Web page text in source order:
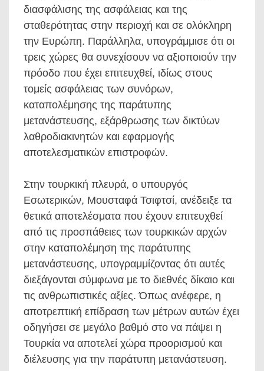
διασφάλισης της ασφάλειας και της
σταθερότητας στην περιοχή και σε ολόκληρη
την Ευρώπη. Παράλληλα, υπογράμμισε ότι οι
τρεις χώρες θα συνεχίσουν να αξιοποιούν την
πρόοδο που έχει επιτευχθεί, ιδίως στους
τομείς ασφάλειας των συνόρων,
καταπολέμησης της παράτυπης
μετανάστευσης, εξάρθρωσης των δικτύων
λαθροδιακινητών και εφαρμογής
αποτελεσματικών επιστροφών.
Στην τουρκική πλευρά, ο υπουργός
Εσωτερικών, Μουσταφά Τσιφτσί, ανέδειξε τα
θετικά αποτελέσματα που έχουν επιτευχθεί
από τις προσπάθειες των τουρκικών αρχών
στην καταπολέμηση της παράτυπης
μετανάστευσης, υπογραμμίζοντας ότι αυτές
διεξάγονται σύμφωνα με το διεθνές δίκαιο και
τις ανθρωπιστικές αξίες. Όπως ανέφερε, η
αποτρεπτική επίδραση των μέτρων αυτών έχει
οδηγήσει σε μεγάλο βαθμό στο να πάψει η
Τουρκία να αποτελεί χώρα προορισμού και
διέλευσης για την παράτυπη μετανάστευση.